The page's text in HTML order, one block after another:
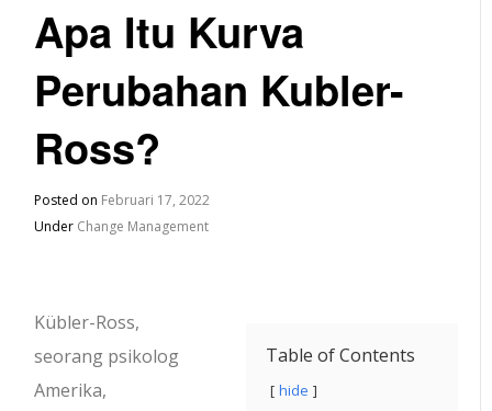
Apa Itu Kurva
Perubahan Kubler-
Ross?
Posted on Februari 17, 2022
Under Change Management
Table of Contents
hide
Kübler-Ross,
seorang psikolog
Amerika,